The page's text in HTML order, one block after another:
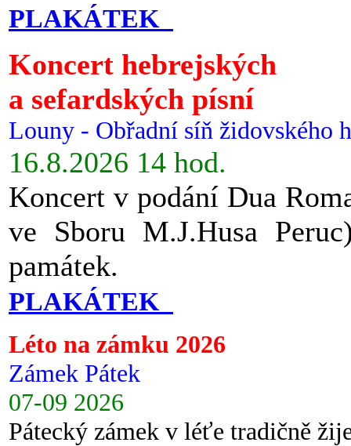
PLAKÁTEK
Koncert hebrejských
a sefardských písní
Louny - Obřadní síň židovského
16.8.2026 14 hod.
Koncert v podání Dua
ve Sboru M.J.Husa
památek.
PLAKÁTEK
Léto na zámku 2026
Zámek Pátek
07-09 2026
Pátecký zámek v léťe tradičně